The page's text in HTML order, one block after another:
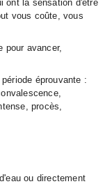
ont la sensation d'être
vous coûte, vous
pour avancer,
éprouvante :
procès,
ou directement